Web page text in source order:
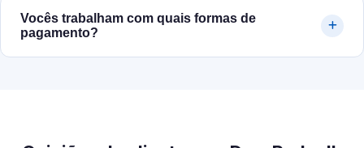
Vocês trabalham com quais formas de
pagamento?